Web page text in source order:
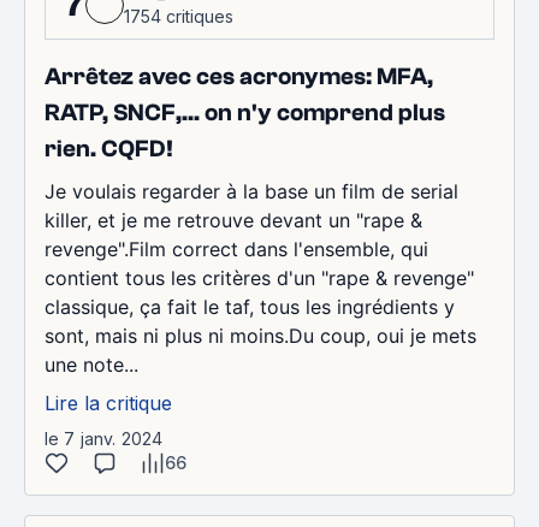
1754 critiques
Arrêtez avec ces acronymes: MFA,
RATP, SNCF,... on n'y comprend plus
rien. CQFD!
Je voulais regarder à la base un film de serial
killer, et je me retrouve devant un "rape &
revenge".Film correct dans l'ensemble, qui
contient tous les critères d'un "rape & revenge"
classique, ça fait le taf, tous les ingrédients y
sont, mais ni plus ni moins.Du coup, oui je mets
une note...
Lire la critique
le 7 janv. 2024
66